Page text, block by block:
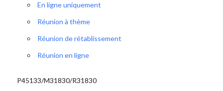
En ligne uniquement
Réunion à thème
Réunion de rétablissement
Réunion en ligne
P45133/M31830/R31830